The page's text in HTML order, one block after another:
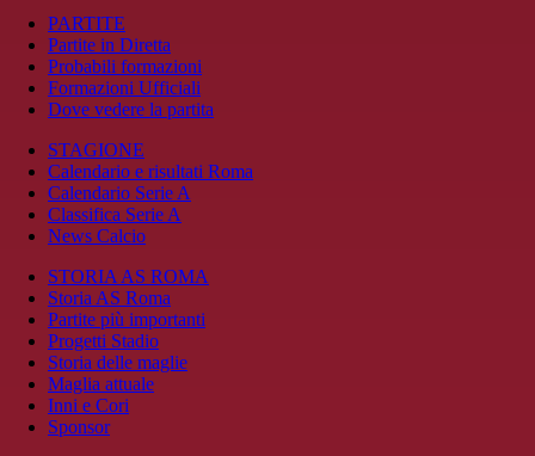
PARTITE
Partite in Diretta
Probabili formazioni
Formazioni Ufficiali
Dove vedere la partita
STAGIONE
Calendario e risultati Roma
Calendario Serie A
Classifica Serie A
News Calcio
STORIA AS ROMA
Storia AS Roma
Partite più importanti
Progetti Stadio
Storia delle maglie
Maglia attuale
Inni e Cori
Sponsor